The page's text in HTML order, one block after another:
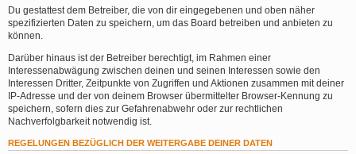
Du gestattest dem Betreiber, die von dir eingegebenen und oben näher
spezifizierten Daten zu speichern, um das Board betreiben und anbieten zu
können.
Darüber hinaus ist der Betreiber berechtigt, im Rahmen einer
Interessenabwägung zwischen deinen und seinen Interessen sowie den
Interessen Dritter, Zeitpunkte von Zugriffen und Aktionen zusammen mit deiner
IP-Adresse und der von deinem Browser übermittelter Browser-Kennung zu
speichern, sofern dies zur Gefahrenabwehr oder zur rechtlichen
Nachverfolgbarkeit notwendig ist.
REGELUNGEN BEZÜGLICH DER WEITERGABE DEINER DATEN